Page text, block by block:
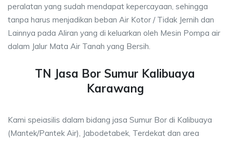
peralatan yang sudah mendapat kepercayaan, sehingga
tanpa harus menjadikan beban Air Kotor / Tidak Jernih dan
Lainnya pada Aliran yang di keluarkan oleh Mesin Pompa air
dalam Jalur Mata Air Tanah yang Bersih.
TN Jasa Bor Sumur Kalibuaya
Karawang
Kami speiasilis dalam bidang jasa Sumur Bor di Kalibuaya
(Mantek/Pantek Air), Jabodetabek, Terdekat dan area